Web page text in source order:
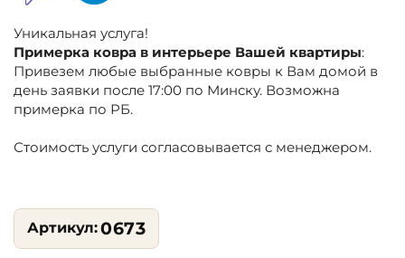
Уникальная услуга!
Примерка ковра в интерьере Вашей квартиры:
Привезем любые выбранные ковры к Вам домой в
день заявки после 17:00 по Минску. Возможна
примерка по РБ.
Стоимость услуги согласовывается с менеджером.
0673